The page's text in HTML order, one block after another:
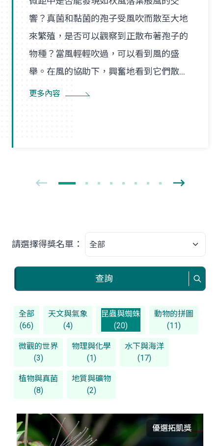
響？真菌和黏菌的孢子受風吹而散至大地
來繁殖，是否可以觀察到正散布著孢子的
物種？當風輕輕吹過，可以看到風的盛
舉。在風的協助下，興奮地看到它們散播
孢子的盛況，在精彩過程中也看到了風的
更多內容
請選擇得獎名單：
查詢
全部
(66)
天文與氣象
(4)
昆蟲與蜘蛛
(20)
動物的拼圖
(11)
微觀的世界
(3)
物理與化學
(1)
水下與海洋
(17)
植物與真菌
(8)
地質與礦物
(2)
優選拓凱獎